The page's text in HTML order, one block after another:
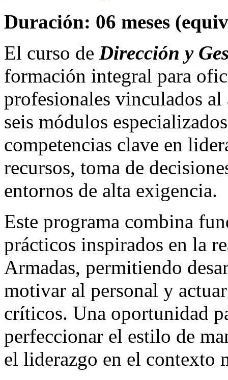
Duración: 06 meses
El curso de Dirección y
formación integral para
profesionales vinculados al
seis módulos
competencias clave en
recursos, toma de
entornos de alta exigencia.
Este programa combina
prácticos inspirados en la
Armadas, permitiendo
motivar al personal y
críticos. Una oportunidad
perfeccionar el estilo de
el liderazgo en el contexto